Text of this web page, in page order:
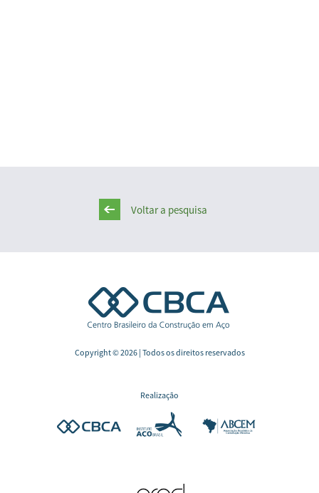
Voltar a pesquisa
Copyright © 2026 | Todos os direitos reservados
Realização